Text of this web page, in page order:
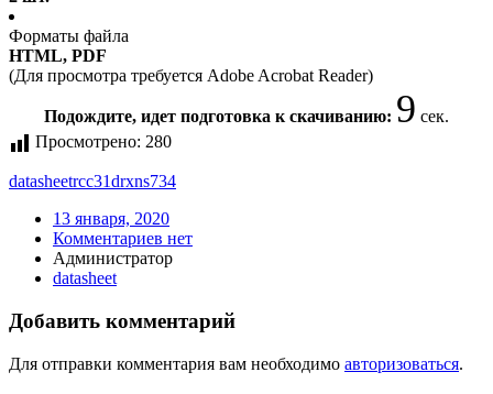
Форматы файла
HTML, PDF
(Для просмотра требуется Adobe Acrobat Reader)
Подождите, идет подготовка к скачиванию: 9 сек.
Просмотрено: 280
datasheetrcc31drxns734
13 января, 2020
Комментариев нет
Администратор
datasheet
Добавить комментарий
Для отправки комментария вам необходимо авторизоваться.